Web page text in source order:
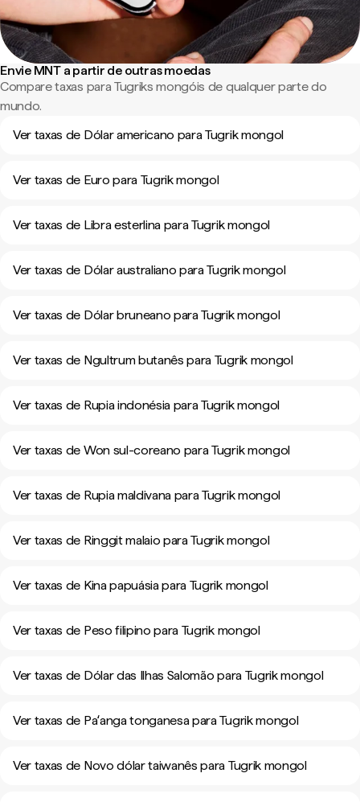
Envie MNT a partir de outras moedas
Compare taxas para Tugriks mongóis de qualquer parte do
mundo.
Ver taxas de Dólar americano para Tugrik mongol
Ver taxas de Euro para Tugrik mongol
Ver taxas de Libra esterlina para Tugrik mongol
Ver taxas de Dólar australiano para Tugrik mongol
Ver taxas de Dólar bruneano para Tugrik mongol
Ver taxas de Ngultrum butanês para Tugrik mongol
Ver taxas de Rupia indonésia para Tugrik mongol
Ver taxas de Won sul-coreano para Tugrik mongol
Ver taxas de Rupia maldivana para Tugrik mongol
Ver taxas de Ringgit malaio para Tugrik mongol
Ver taxas de Kina papuásia para Tugrik mongol
Ver taxas de Peso filipino para Tugrik mongol
Ver taxas de Dólar das Ilhas Salomão para Tugrik mongol
Ver taxas de Paʻanga tonganesa para Tugrik mongol
Ver taxas de Novo dólar taiwanês para Tugrik mongol